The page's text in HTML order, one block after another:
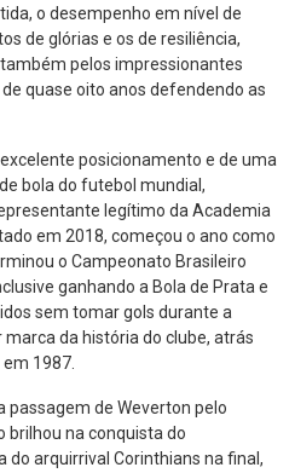
o desempenho em nível de
de glórias e os de resiliência,
pelos impressionantes
quase oito anos defendendo as
posicionamento e de uma
bola do futebol mundial,
legítimo da Academia
em 2018, começou o ano como
o Campeonato Brasileiro
ganhando a Bola de Prata e
sem tomar gols durante a
da história do clube, atrás
1987.
passagem de Weverton pelo
brilhou na conquista do
arquirrival Corinthians na final,